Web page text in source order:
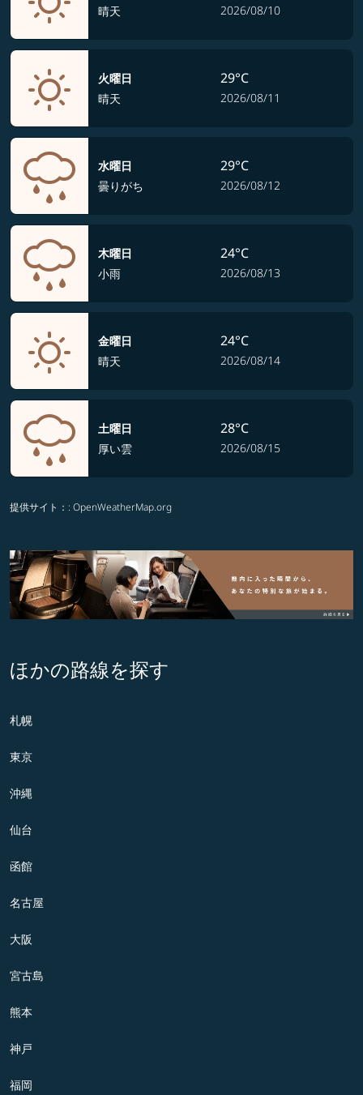
晴天 2026/08/10
火曜日
晴天
29°C
2026/08/11
水曜日
曇りがち
29°C
2026/08/12
木曜日
小雨
24°C
2026/08/13
金曜日
晴天
24°C
2026/08/14
土曜日
厚い雲
28°C
2026/08/15
提供サイト： : OpenWeatherMap.org
ほかの路線を探す
札幌
東京
沖縄
仙台
函館
名古屋
大阪
宮古島
熊本
神戸
福岡